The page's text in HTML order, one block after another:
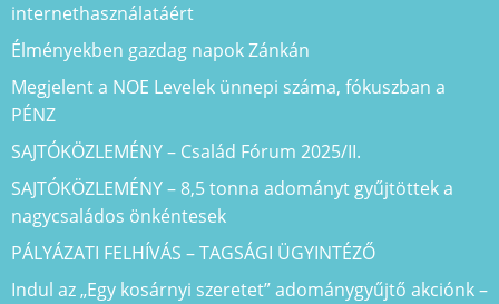
internethasználatáért
Élményekben gazdag napok Zánkán
Megjelent a NOE Levelek ünnepi száma, fókuszban a
PÉNZ
SAJTÓKÖZLEMÉNY – Család Fórum 2025/II.
SAJTÓKÖZLEMÉNY – 8,5 tonna adományt gyűjtöttek a
nagycsaládos önkéntesek
PÁLYÁZATI FELHÍVÁS – TAGSÁGI ÜGYINTÉZŐ
Indul az „Egy kosárnyi szeretet” adománygyűjtő akciónk –